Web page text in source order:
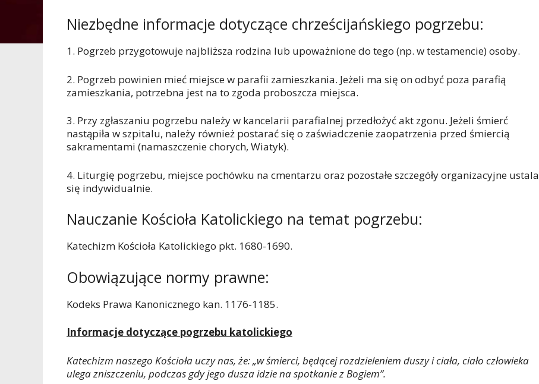
Niezbędne informacje dotyczące chrześcijańskiego pogrzebu:
1. Pogrzeb przygotowuje najbliższa rodzina lub upoważnione do tego (np. w testamencie) osoby.
2. Pogrzeb powinien mieć miejsce w parafii zamieszkania. Jeżeli ma się on odbyć poza parafią
zamieszkania, potrzebna jest na to zgoda proboszcza miejsca.
3. Przy zgłaszaniu pogrzebu należy w kancelarii parafialnej przedłożyć akt zgonu. Jeżeli śmierć
nastąpiła w szpitalu, należy również postarać się o zaświadczenie zaopatrzenia przed śmiercią
sakramentami (namaszczenie chorych, Wiatyk).
4. Liturgię pogrzebu, miejsce pochówku na cmentarzu oraz pozostałe szczegóły organizacyjne ustala
się indywidualnie.
Nauczanie Kościoła Katolickiego na temat pogrzebu:
Katechizm Kościoła Katolickiego pkt. 1680-1690.
Obowiązujące normy prawne:
Kodeks Prawa Kanonicznego kan. 1176-1185.
Informacje dotyczące pogrzebu katolickiego
Katechizm naszego Kościoła uczy nas, że: „w śmierci, będącej rozdzieleniem duszy i ciała, ciało człowieka
ulega zniszczeniu, podczas gdy jego dusza idzie na spotkanie z Bogiem”.